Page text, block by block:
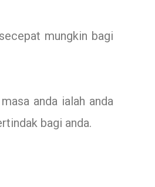
mungkin bagi
anda ialah anda
bagi anda.